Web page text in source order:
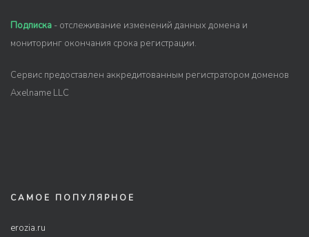
Подписка - отслеживание изменений данных домена и
мониторинг окончания срока регистрации.
Сервис предоставлен аккредитованным регистратором доменов
Axelname LLC
САМОЕ ПОПУЛЯРНОЕ
erozia.ru